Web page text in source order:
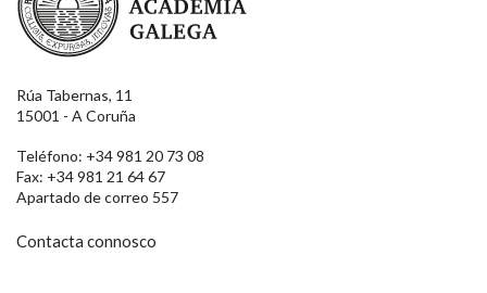
Rúa Tabernas, 11
15001 - A Coruña
Teléfono: +34 981 20 73 08
Fax: +34 981 21 64 67
Apartado de correo 557
Contacta connosco